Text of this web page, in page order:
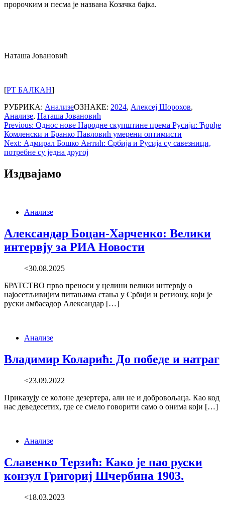
пророчким и песма је названа Козачка бајка.
Наташа Јовановић
[РТ БАЛКАН]
РУБРИКА: АнализеОЗНАКЕ: 2024, Алексеј Шорохов,
Анализе, Наташа Јовановић
Post
navigation
Previous: Однос нове Народне скупштине према Русији: Ђорђе
Комленски и Бранко Павловић умерени оптимисти
Next: Адмирал Бошко Антић: Србија и Русија су савезници,
потребне су једна другој
Издвајамо
Анализе
Александар Боцан-Харченко: Велики
интервју за РИА Новости
<30.08.2025
БРАТСТВО прво преноси у целини велики интервју о
најосетљивијим питањима стања у Србији и региону, који је
руски амбасадор Александар […]
Анализе
Владимир Коларић: До победе и натраг
<23.09.2022
Приказују се колоне дезертера, али не и добровољаца. Као код
нас деведесетих, где се смело говорити само о онима који […]
Анализе
Славенко Терзић: Како је пао руски
конзул Григориј Шчербина 1903.
<18.03.2023